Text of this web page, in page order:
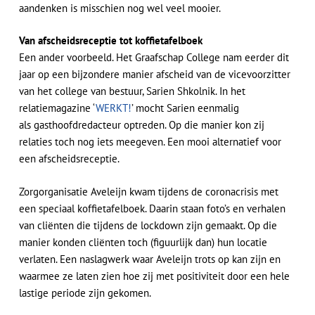
aandenken is misschien nog wel veel mooier.
Van afscheidsreceptie tot koffietafelboek
Een ander voorbeeld. Het Graafschap College nam eerder dit
jaar op een bijzondere manier afscheid van de vicevoorzitter
van het college van bestuur, Sarien Shkolnik. In het
relatiemagazine ‘WERKT!’ mocht Sarien eenmalig
als gasthoofdredacteur optreden. Op die manier kon zij
relaties toch nog iets meegeven. Een mooi alternatief voor
een afscheidsreceptie.
Zorgorganisatie Aveleijn kwam tijdens de coronacrisis met
een speciaal koffietafelboek. Daarin staan foto’s en verhalen
van cliënten die tijdens de lockdown zijn gemaakt. Op die
manier konden cliënten toch (figuurlijk dan) hun locatie
verlaten. Een naslagwerk waar Aveleijn trots op kan zijn en
waarmee ze laten zien hoe zij met positiviteit door een hele
lastige periode zijn gekomen.